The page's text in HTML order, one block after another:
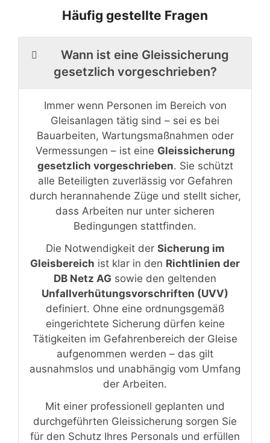
Häufig gestellte Fragen
Wann ist eine Gleissicherung
gesetzlich vorgeschrieben?
Immer wenn Personen im Bereich von
Gleisanlagen tätig sind – sei es bei
Bauarbeiten, Wartungsmaßnahmen oder
Vermessungen – ist eine Gleissicherung
gesetzlich vorgeschrieben. Sie schützt
alle Beteiligten zuverlässig vor Gefahren
durch herannahende Züge und stellt sicher,
dass Arbeiten nur unter sicheren
Bedingungen stattfinden.
Die Notwendigkeit der Sicherung im
Gleisbereich ist klar in den Richtlinien der
DB Netz AG sowie den geltenden
Unfallverhütungsvorschriften (UVV)
definiert. Ohne eine ordnungsgemäß
eingerichtete Sicherung dürfen keine
Tätigkeiten im Gefahrenbereich der Gleise
aufgenommen werden – das gilt
ausnahmslos und unabhängig vom Umfang
der Arbeiten.
Mit einer professionell geplanten und
durchgeführten Gleissicherung sorgen Sie
für den Schutz Ihres Personals und erfüllen